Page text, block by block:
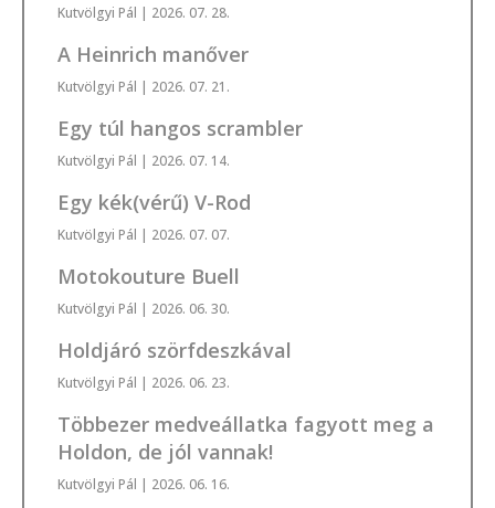
Kutvölgyi Pál | 2026. 07. 28.
A Heinrich manőver
Kutvölgyi Pál | 2026. 07. 21.
Egy túl hangos scrambler
Kutvölgyi Pál | 2026. 07. 14.
Egy kék(vérű) V-Rod
Kutvölgyi Pál | 2026. 07. 07.
Motokouture Buell
Kutvölgyi Pál | 2026. 06. 30.
Holdjáró szörfdeszkával
Kutvölgyi Pál | 2026. 06. 23.
Többezer medveállatka fagyott meg a
Holdon, de jól vannak!
Kutvölgyi Pál | 2026. 06. 16.